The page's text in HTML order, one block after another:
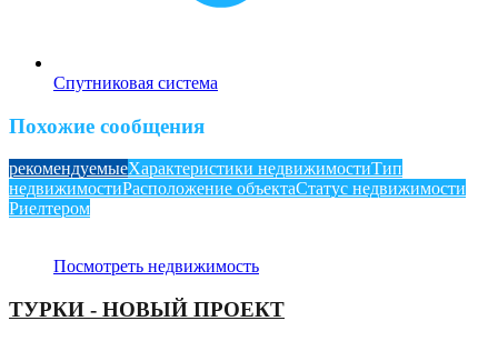
Спутниковая система
Похожие сообщения
рекомендуемыеХарактеристики недвижимостиТип
недвижимостиРасположение объектаСтатус недвижимости
Риелтером
Посмотреть недвижимость
ТУРКИ - НОВЫЙ ПРОЕКТ